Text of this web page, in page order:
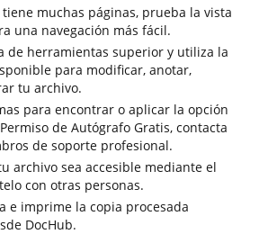
muchas páginas, prueba la vista
una navegación más fácil.
de herramientas superior y utiliza la
para modificar, anotar,
tu archivo.
para encontrar o aplicar la opción
de Autógrafo Gratis, contacta
de soporte profesional.
archivo sea accesible mediante el
con otras personas.
e imprime la copia procesada
DocHub.